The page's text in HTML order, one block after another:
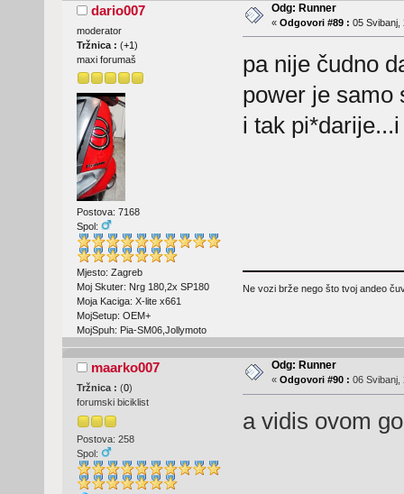
dario007
moderator
Tržnica : (+1)
maxi forumaš
Postova: 7168
Spol:
Mjesto: Zagreb
Moj Skuter: Nrg 180,2x SP180
Moja Kaciga: X-lite x661
MojSetup: OEM+
MojSpuh: Pia-SM06,Jollymoto
Odg: Runner
« Odgovori #89 : 05 Svibanj,
pa nije čudno
power je samo
i tak
Ne vozi brže nego što tvoj andeo
maarko007
Tržnica : (0)
forumski biciklist
Postova: 258
Spol:
Odg: Runner
« Odgovori #90 : 06 Svibanj,
a vidis ovom